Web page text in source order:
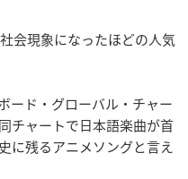
会現象になったほどの人気
ード・グローバル・チャー
チャートで日本語楽曲が首
に残るアニメソングと言え